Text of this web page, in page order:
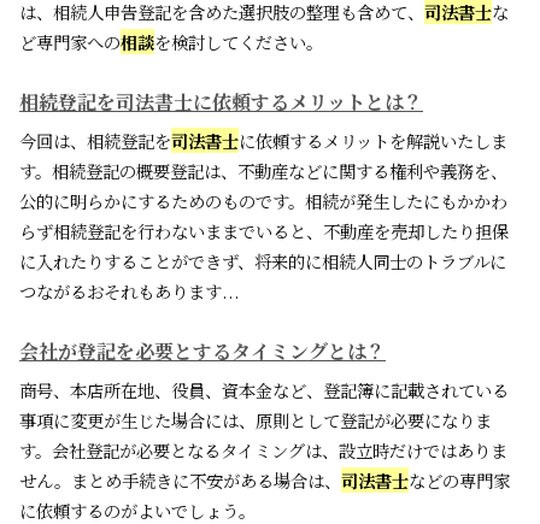
は、相続人申告登記を含めた選択肢の整理も含めて、 司法書士な
ど専門家への相談を検討してください。
相続登記を司法書士に依頼するメリットとは？
今回は、相続登記を司法書士に依頼するメリットを解説いたしま
す。相続登記の概要登記は、不動産などに関する権利や義務を、
公的に明らかにするためのものです。相続が発生したにもかかわ
らず相続登記を行わないままでいると、不動産を売却したり担保
に入れたりすることができず、将来的に相続人同士のトラブルに
つながるおそれもあります...
会社が登記を必要とするタイミングとは？
商号、本店所在地、役員、資本金など、登記簿に記載されている
事項に変更が生じた場合には、原則として登記が必要になりま
す。会社登記が必要となるタイミングは、設立時だけではありま
せん。まとめ手続きに不安がある場合は、 司法書士などの専門家
に依頼するのがよいでしょう。